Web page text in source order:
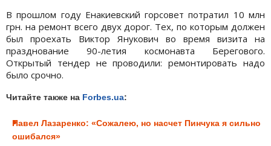
В прошлом году Енакиевский горсовет потратил 10 млн
грн. на ремонт всего двух дорог. Тех, по которым должен
был проехать Виктор Янукович во время визита на
празднование 90-летия космонавта Берегового.
Открытый тендер не проводили: ремонтировать надо
было срочно.
Читайте также на Forbes.ua:
Павел Лазаренко: «Сожалею, но насчет Пинчука я сильно
ошибался»